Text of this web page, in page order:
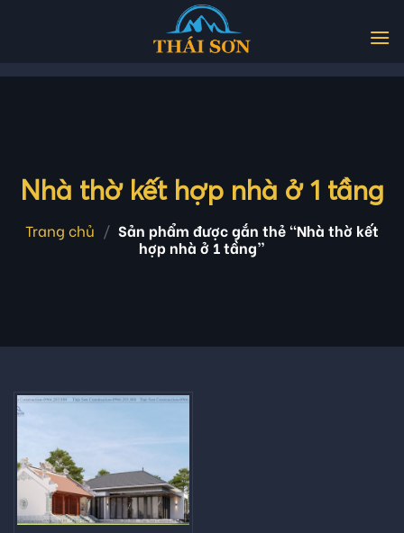
Nhà thờ kết hợp nhà ở 1 tầng
Trang chủ / Sản phẩm được gắn thẻ “Nhà thờ kết
hợp nhà ở 1 tầng”